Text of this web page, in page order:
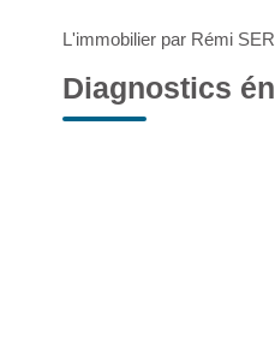
L'immobilier par Rémi
Diagnostics